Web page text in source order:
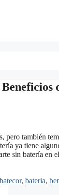
pero también
ya tiene
sin batería en
batecor, bateria,